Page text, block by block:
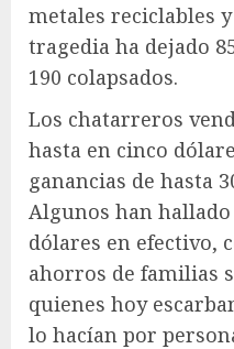
metales reciclables
tragedia ha dejado
190 colapsados.
Los chatarreros
hasta en cinco
ganancias de hasta
Algunos han
dólares en efectivo,
ahorros de familias
quienes hoy
lo hacían por